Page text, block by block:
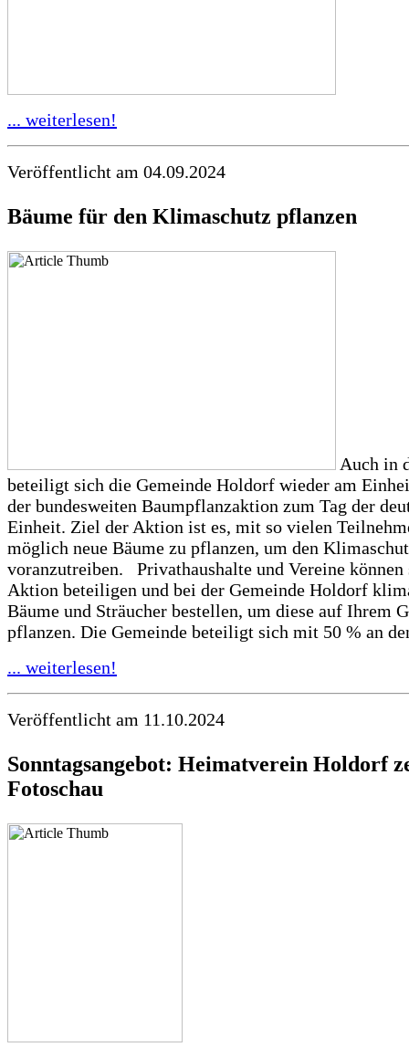
... weiterlesen!
Veröffentlicht am 04.09.2024
Bäume für den Klimaschutz pflanzen
Auch in
beteiligt sich die Gemeinde Holdorf wieder am
der bundesweiten Baumpflanzaktion zum Tag der
Einheit. Ziel der Aktion ist es, mit so vielen
möglich neue Bäume zu pflanzen, um den
voranzutreiben. Privathaushalte und Vereine können
Aktion beteiligen und bei der Gemeinde Holdorf
Bäume und Sträucher bestellen, um diese auf Ihrem
pflanzen. Die Gemeinde beteiligt sich mit 50 % an
... weiterlesen!
Veröffentlicht am 11.10.2024
Sonntagsangebot: Heimatverein Holdorf
Fotoschau